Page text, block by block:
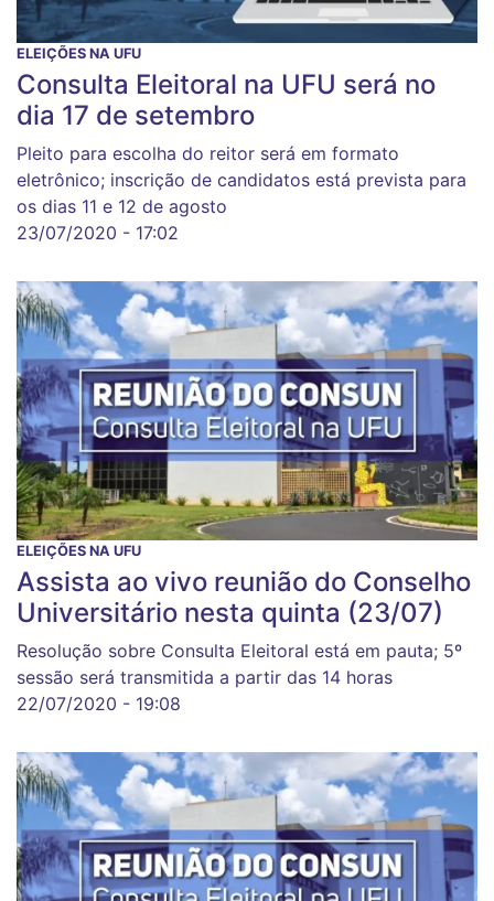
ELEIÇÕES NA UFU
Consulta Eleitoral na UFU será no
dia 17 de setembro
Pleito para escolha do reitor será em formato
eletrônico; inscrição de candidatos está prevista para
os dias 11 e 12 de agosto
23/07/2020 - 17:02
ELEIÇÕES NA UFU
Assista ao vivo reunião do Conselho
Universitário nesta quinta (23/07)
Resolução sobre Consulta Eleitoral está em pauta; 5º
sessão será transmitida a partir das 14 horas
22/07/2020 - 19:08